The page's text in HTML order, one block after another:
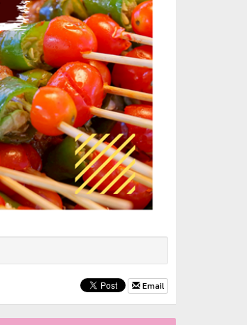
Email